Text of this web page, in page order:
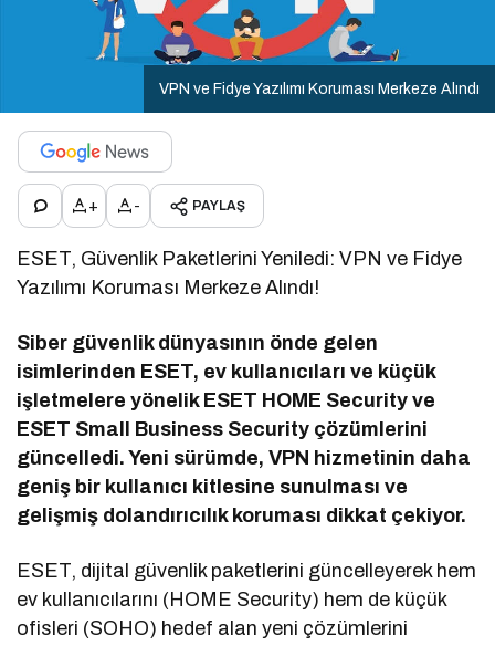
VPN ve Fidye Yazılımı Koruması Merkeze Alındı
+ - PAYLAŞ
ESET, Güvenlik Paketlerini Yeniledi: VPN ve Fidye
Yazılımı Koruması Merkeze Alındı!
Siber güvenlik dünyasının önde gelen
isimlerinden ESET, ev kullanıcıları ve küçük
işletmelere yönelik ESET HOME Security ve
ESET Small Business Security çözümlerini
güncelledi. Yeni sürümde, VPN hizmetinin daha
geniş bir kullanıcı kitlesine sunulması ve
gelişmiş dolandırıcılık koruması dikkat çekiyor.
ESET, dijital güvenlik paketlerini güncelleyerek hem
ev kullanıcılarını (HOME Security) hem de küçük
ofisleri (SOHO) hedef alan yeni çözümlerini